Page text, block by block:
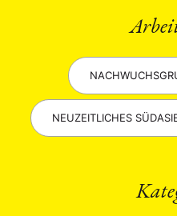
NEUZEITLICHES